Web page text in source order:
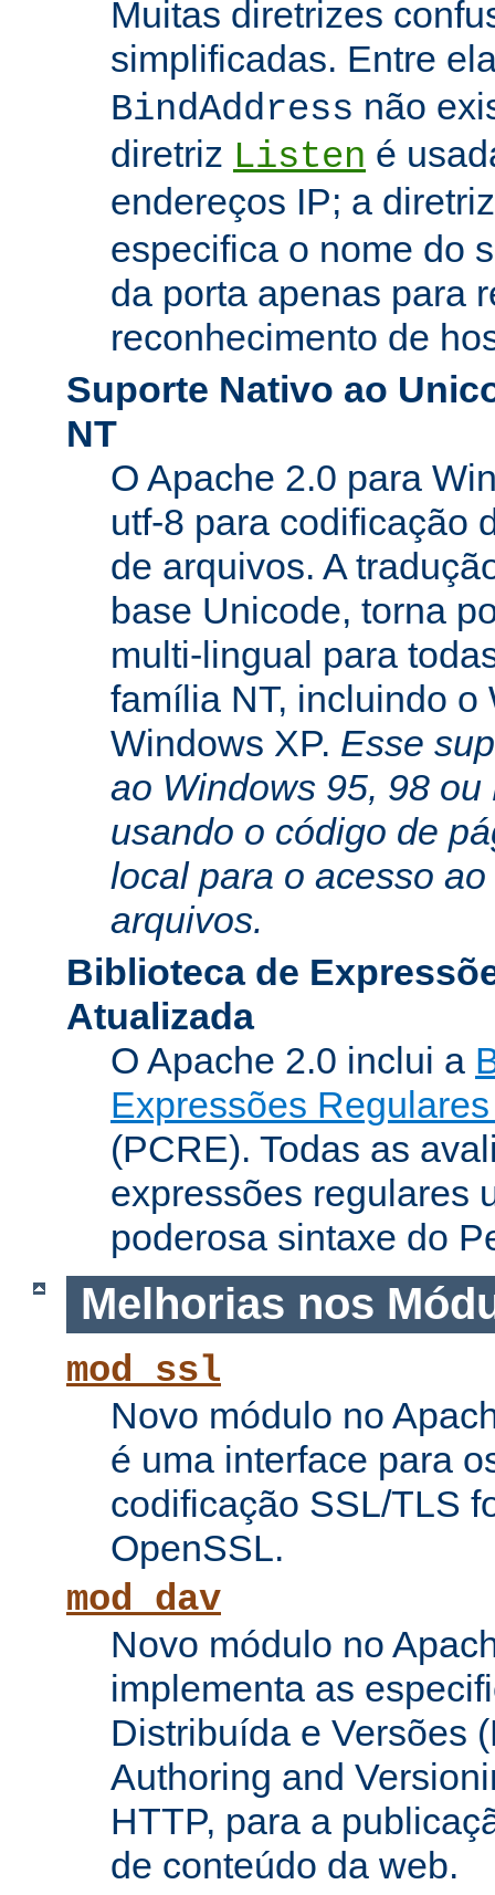
Muitas diretrizes
simplificadas. Entre
BindAddress não
diretriz Listen é
endereços IP; a
especifica o nome do
da porta apenas para
reconhecimento de
Suporte Nativo ao
NT
O Apache 2.0 para
utf-8 para codificação
de arquivos. A
base Unicode, torna
multi-lingual para
família NT, incluindo o
Windows XP. Esse
ao Windows 95, 98
usando o código de
local para o acesso
arquivos.
Biblioteca de
Atualizada
O Apache 2.0 inclui a
Expressões
(PCRE). Todas as
expressões regulares
poderosa sintaxe do
Melhorias nos
mod_ssl
Novo módulo no
é uma interface para
codificação SSL/TLS
OpenSSL.
mod_dav
Novo módulo no
implementa as
Distribuída e Versões
Authoring and
HTTP, para a
de conteúdo da web.